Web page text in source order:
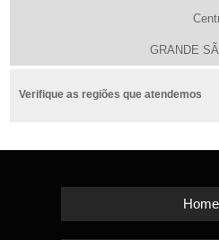
GRANDE
Verifique as regiões que atendemos
Home